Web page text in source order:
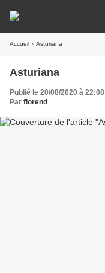
Accueil » Asturiana
Asturiana
Publié le 20/08/2020 à 22:08
Par florend